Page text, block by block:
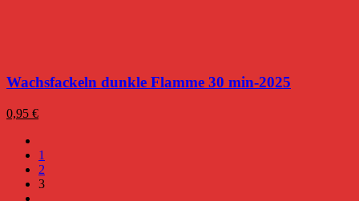
Wachsfackeln dunkle Flamme 30 min-2025
0,95 €
1
2
3